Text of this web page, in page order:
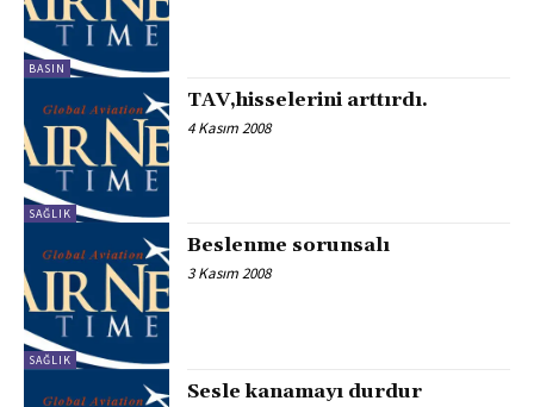
BASIN
SAĞLIK
TAV,hisselerini arttırdı.
4 Kasım 2008
SAĞLIK
Beslenme sorunsalı
3 Kasım 2008
Sesle kanamayı durdur